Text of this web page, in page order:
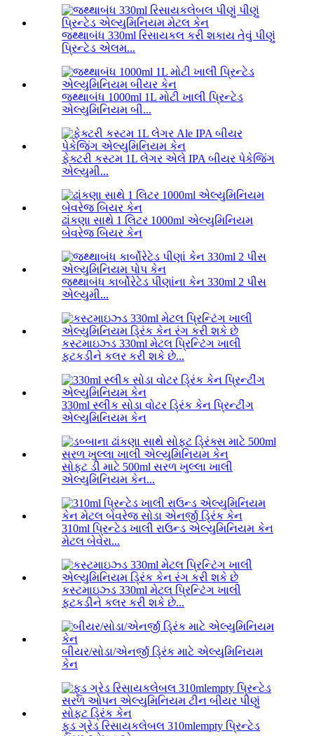
જથ્થાબંધ 330ml રિસાયકલ કરી શકાય તેવું પીણું
પ્રિન્ટેડ એલમ...
જથ્થાબંધ 1000ml 1L મોટી ખાલી પ્રિન્ટેડ
એલ્યુમિનિયમ બી...
ફેક્ટરી કસ્ટમ 1L લેગર એલે IPA બીયર પેકેજિંગ
એલ્યુમી...
ઢાંકણા સાથે 1 લિટર 1000ml એલ્યુમિનિયમ
બેવરેજ બિયર કેન
જથ્થાબંધ કાર્બોરેટેડ પીણાંના કેન 330ml 2 પીસ
એલ્યુમી...
કસ્ટમાઇઝ્ડ 330ml મેટલ પ્રિન્ટિંગ ખાલી
ફટકડીને કલર કરી શકે છે...
330ml સ્લીક સોડા વોટર ડ્રિંક કેન પ્રિન્ટીંગ
એલ્યુમિનિયમ કેન
સોફ્ટ ડી માટે 500ml સરળ ખુલ્લા ખાલી
એલ્યુમિનિયમ કેન...
310ml પ્રિન્ટેડ ખાલી રાઉન્ડ એલ્યુમિનિયમ કેન
મેટલ બેવેરા...
કસ્ટમાઇઝ્ડ 330ml મેટલ પ્રિન્ટિંગ ખાલી
ફટકડીને કલર કરી શકે છે...
બીયર/સોડા/એનર્જી ડ્રિંક માટે એલ્યુમિનિયમ
કેન
ફૂડ ગ્રેડ રિસાયકલેબલ 310mlempty પ્રિન્ટેડ